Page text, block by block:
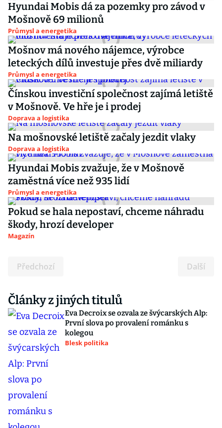
Hyundai Mobis dá za pozemky pro závod v
Mošnově 69 milionů
Průmysl a energetika
Mošnov má nového nájemce, výrobce
leteckých dílů investuje přes dvě miliardy
Průmysl a energetika
Čínskou investiční společnost zajímá letiště
v Mošnově. Ve hře je i prodej
Doprava a logistika
Na mošnovské letiště začaly jezdit vlaky
Doprava a logistika
Hyundai Mobis zvažuje, že v Mošnově
zaměstná více než 935 lidí
Průmysl a energetika
Pokud se hala nepostaví, chceme náhradu
škody, hrozí developer
Magazín
Předchozí Další
Články z jiných titulů
Eva Decroix se ozvala ze švýcarských Alp:
První slova po provalení románku s
kolegou
Blesk politika